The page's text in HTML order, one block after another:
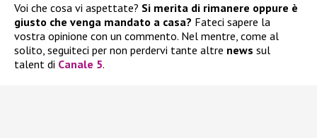
Voi che cosa vi aspettate? Si merita di rimanere oppure è
giusto che venga mandato a casa? Fateci sapere la
vostra opinione con un commento. Nel mentre, come al
solito, seguiteci per non perdervi tante altre news sul
talent di Canale 5.